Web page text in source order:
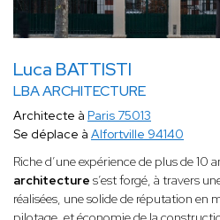
Luca BATTISTI
LBA ARCHITECTURE
Architecte à Paris 75013
Se déplace à Alfortville 94140
Riche d’une expérience de plus de 10
architecture s’est forgé, à travers
réalisées, une solide de réputation en